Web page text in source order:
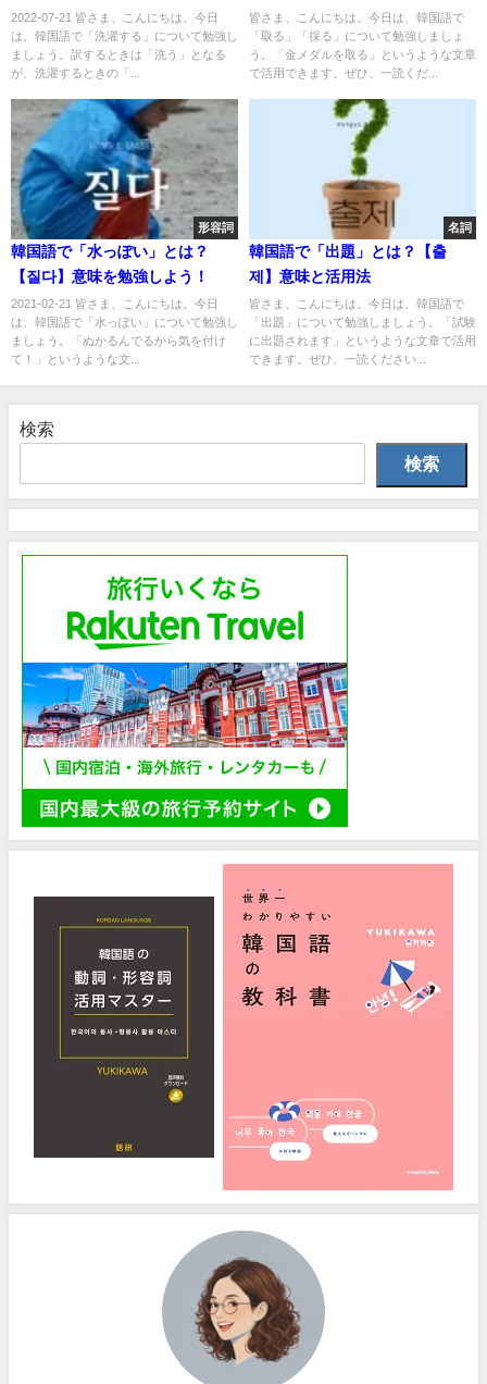
2022-07-21 皆さま、こんにちは。今日
は、韓国語で「洗濯する」について勉強し
ましょう。訳するときは「洗う」となる
が、洗濯するときの「...
う！
皆さま、こんにちは。今日は、韓国語で
「取る」「採る」について勉強しましょ
う。「金メダルを取る」というような文章
で活用できます。ぜひ、一読くだ...
形容詞
韓国語で「水っぽい」とは？
【질다】意味を勉強しよう！
2021-02-21 皆さま、こんにちは。今日
は、韓国語で「水っぽい」について勉強し
ましょう。「ぬかるんでるから気を付け
て！」というような文...
名詞
韓国語で「出題」とは？【출
제】意味と活用法
皆さま、こんにちは。今日は、韓国語で
「出題」について勉強しましょう。「試験
に出題されます」というような文章で活用
できます。ぜひ、一読ください...
検索
検索